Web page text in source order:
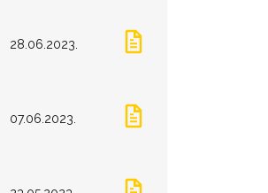
28.06.2023.
07.06.2023.